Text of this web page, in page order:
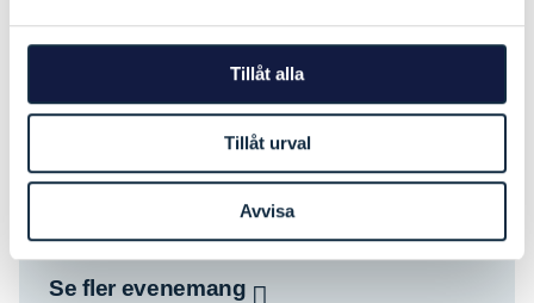
Tillåt alla
Tillåt urval
Avvisa
ARRANGÖR:
Svinesundskommittén Visit Østfold
Kontaktperson
Se fler evenemang